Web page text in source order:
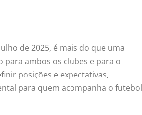
de 2025, é mais do que uma
ambos os clubes e para o
posições e expectativas,
para quem acompanha o futebol